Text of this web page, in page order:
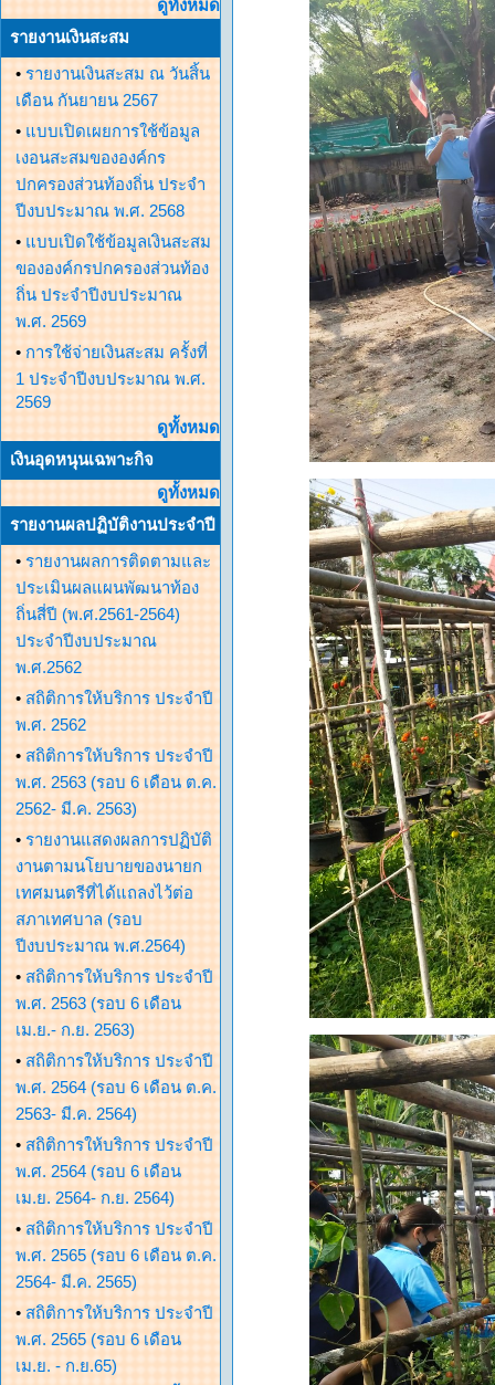
ดูทั้งหมด
รายงานเงินสะสม
• รายงานเงินสะสม ณ วันสิ้น
เดือน กันยายน 2567
• แบบเปิดเผยการใช้ข้อมูล
เงอนสะสมขององค์กร
ปกครองส่วนท้องถิ่น ประจำ
ปีงบประมาณ พ.ศ. 2568
• แบบเปิดใช้ข้อมูลเงินสะสม
ขององค์กรปกครองส่วนท้อง
ถิ่น ประจำปีงบประมาณ
พ.ศ. 2569
• การใช้จ่ายเงินสะสม ครั้งที่
1 ประจำปีงบประมาณ พ.ศ.
2569
ดูทั้งหมด
เงินอุดหนุนเฉพาะกิจ
ดูทั้งหมด
รายงานผลปฏิบัติงานประจำปี
• รายงานผลการติดตามและ
ประเมินผลแผนพัฒนาท้อง
ถิ่นสี่ปี (พ.ศ.2561-2564)
ประจำปีงบประมาณ
พ.ศ.2562
• สถิติการให้บริการ ประจำปี
พ.ศ. 2562
• สถิติการให้บริการ ประจำปี
พ.ศ. 2563 (รอบ 6 เดือน ต.ค.
2562- มี.ค. 2563)
• รายงานแสดงผลการปฏิบัติ
งานตามนโยบายของนายก
เทศมนตรีที่ได้แถลงไว้ต่อ
สภาเทศบาล (รอบ
ปีงบประมาณ พ.ศ.2564)
• สถิติการให้บริการ ประจำปี
พ.ศ. 2563 (รอบ 6 เดือน
เม.ย.- ก.ย. 2563)
• สถิติการให้บริการ ประจำปี
พ.ศ. 2564 (รอบ 6 เดือน ต.ค.
2563- มี.ค. 2564)
• สถิติการให้บริการ ประจำปี
พ.ศ. 2564 (รอบ 6 เดือน
เม.ย. 2564- ก.ย. 2564)
• สถิติการให้บริการ ประจำปี
พ.ศ. 2565 (รอบ 6 เดือน ต.ค.
2564- มี.ค. 2565)
• สถิติการให้บริการ ประจำปี
พ.ศ. 2565 (รอบ 6 เดือน
เม.ย. - ก.ย.65)